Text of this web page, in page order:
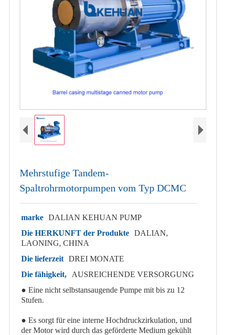
Mehrstufige Tandem-
Spaltrohrmotorpumpen vom Typ DCMC
marke DALIAN KEHUAN PUMP
Die HERKUNFT der Produkte DALIAN,
LAONING, CHINA
Die lieferzeit DREI MONATE
Die fähigkeit,
AUSREICHENDE VERSORGUNG
● Eine nicht selbstansaugende Pumpe mit bis zu 12
Stufen.
● Es sorgt für eine interne Hochdruckzirkulation, und
der Motor wird durch das geförderte Medium gekühlt